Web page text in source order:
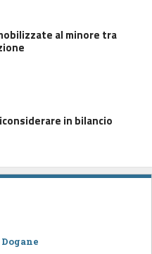
al minore tra
in bilancio